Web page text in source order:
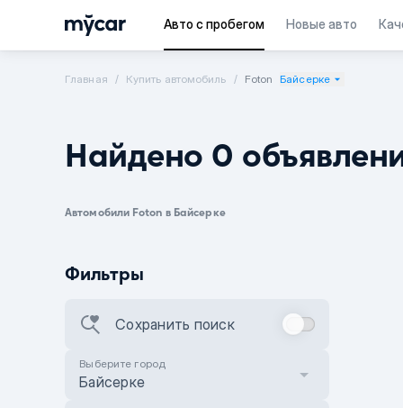
Авто с пробегом Новые авто
Главная Купить автомобиль Foton Байсерке
Найдено 0
Автомобили Foton в Байсерке
Фильтры
Сохранить поиск
Выберите город
Байсерке